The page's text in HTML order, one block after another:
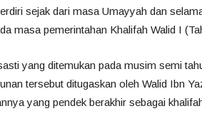
sejak dari masa Umayyah dan
masa pemerintahan Khalifah Walid I
yang ditemukan pada musim semi
tersebut ditugaskan oleh Walid Ibn
yang pendek berakhir sebagai